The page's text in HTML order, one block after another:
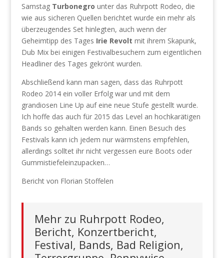
Samstag Turbonegro unter das Ruhrpott Rodeo, die
wie aus sicheren Quellen berichtet wurde ein mehr als
überzeugendes Set hinlegten, auch wenn der
Geheimtipp des Tages Irie Revolt mit ihrem Skapunk,
Dub Mix bei einigen Festivalbesuchern zum eigentlichen
Headliner des Tages gekrönt wurden.
Abschließend kann man sagen, dass das Ruhrpott
Rodeo 2014 ein voller Erfolg war und mit dem
grandiosen Line Up auf eine neue Stufe gestellt wurde.
Ich hoffe das auch für 2015 das Level an hochkarätigen
Bands so gehalten werden kann. Einen Besuch des
Festivals kann ich jedem nur wärmstens empfehlen,
allerdings solltet ihr nicht vergessen eure Boots oder
Gummistiefeleinzupacken…
Bericht von Florian Stoffelen
Mehr zu Ruhrpott Rodeo,
Bericht, Konzertbericht,
Festival, Bands, Bad Religion,